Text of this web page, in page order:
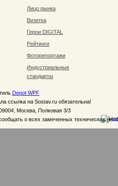
Лицо рынка
Визитка
Герои DIGITAL
Рейтинги
Фоторепортажи
Индустриальные
стандарты
Depot WPF
ссылка на Sostav.ru обязательна!
Москва, Полковая 3/3
о всех замеченных технических